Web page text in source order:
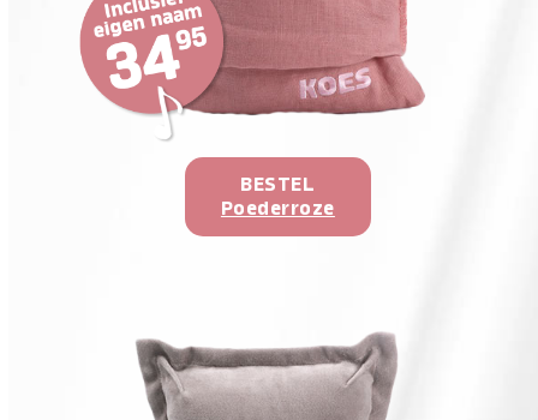
BESTEL
Poederroze